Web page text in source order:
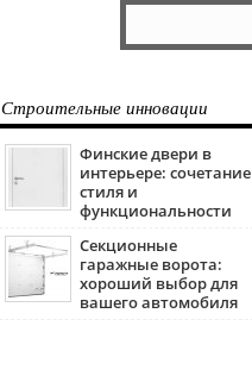
Строительные инновации
Финские двери в
интерьере: сочетание
стиля и
функциональности
Секционные
гаражные ворота:
хороший выбор для
вашего автомобиля